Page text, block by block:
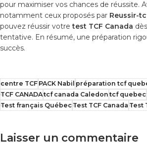
pour maximiser vos chances de réussite.
notamment ceux proposés par Reussir-
pouvez réussir votretest TCF Canada
tentative. En résumé, une préparation
succès.
centre TCFPACK Nabil préparation tcf
TCF CANADAtcf canada Caledon tcf quebec
Test français QuébecTest TCF Canada Test
Laisser un commentaire